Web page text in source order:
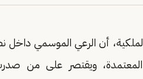
أن الرعي الموسمي
المعتمدة، ويقتصر على من